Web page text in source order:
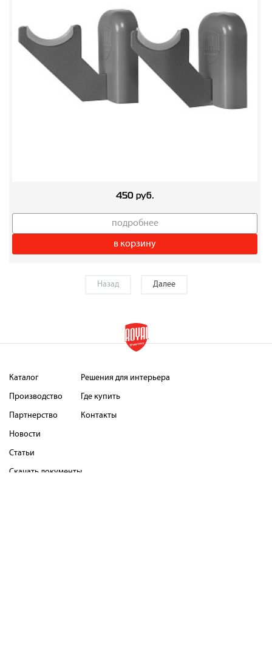
450 руб.
подробнее
в корзину
Назад Далее
Каталог
Производство
Партнерство
Решения для интерьера
Где купить
Контакты
Новости
Статьи
Скачать документы